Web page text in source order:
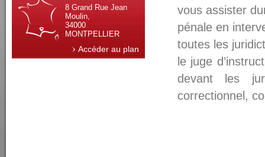
vous assister
pénale en
toutes les
le juge
devant les
correctionnel,
8 Grand Rue Jean
Moulin,
34000
MONTPELLIER
Accéder au plan